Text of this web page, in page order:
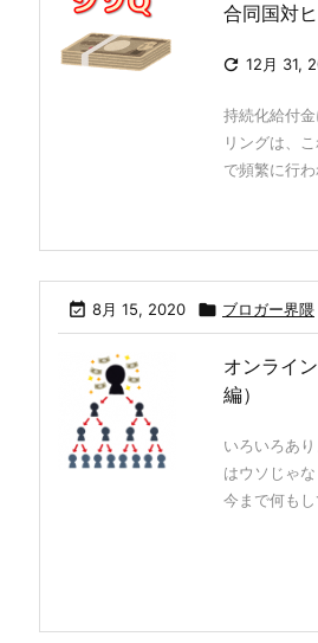
合同国対
 12月 31,
持続化給付
リングは、
で頻繁に行
 8月 15, 2020  ブロガー界隈
オンライ
編）
いろいろあ
はウソじゃ
今まで何も